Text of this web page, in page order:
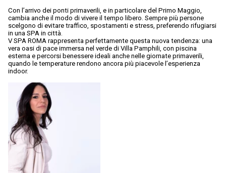
Con l’arrivo dei ponti primaverili, e in particolare del Primo Maggio,
cambia anche il modo di vivere il tempo libero. Sempre più persone
scelgono di evitare traffico, spostamenti e stress, preferendo rifugiarsi
in una SPA in città.
V SPA ROMA rappresenta perfettamente questa nuova tendenza: una
vera oasi di pace immersa nel verde di Villa Pamphili, con piscina
esterna e percorsi benessere ideali anche nelle giornate primaverili,
quando le temperature rendono ancora più piacevole l’esperienza
indoor.